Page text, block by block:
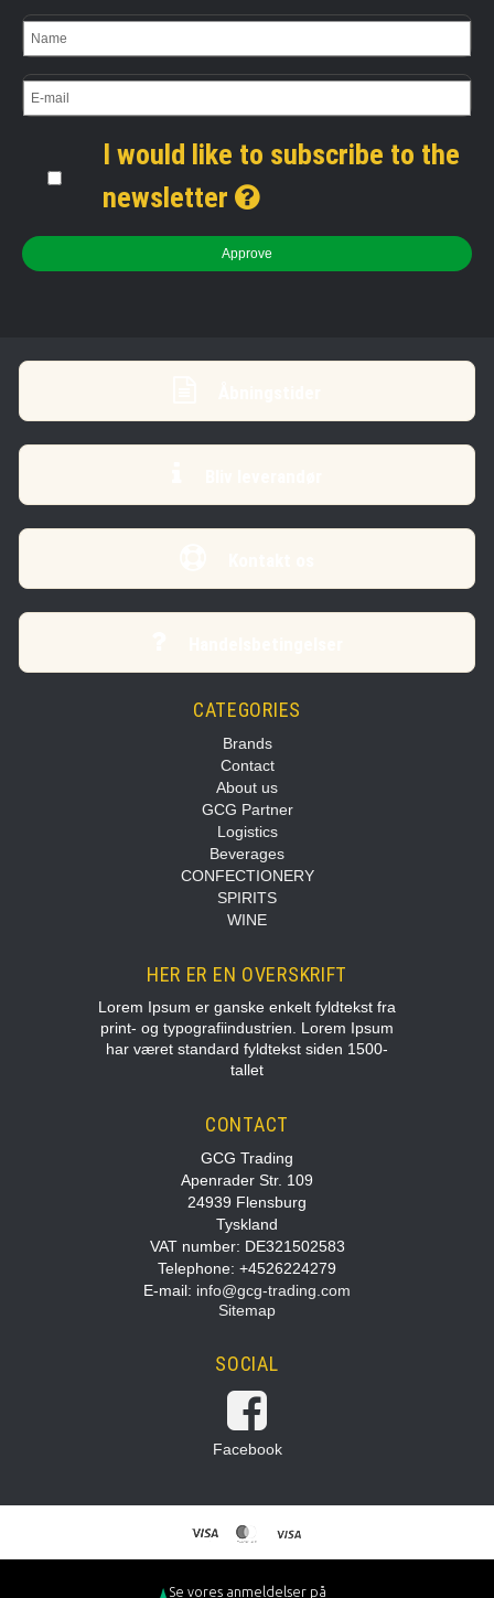
I would like to subscribe to the
newsletter
Approve
CATEGORIES
Brands
Contact
About us
GCG Partner
Logistics
Beverages
CONFECTIONERY
SPIRITS
WINE
HER ER EN OVERSKRIFT
Lorem Ipsum er ganske enkelt fyldtekst fra
print- og typografiindustrien. Lorem Ipsum
har været standard fyldtekst siden 1500-
tallet
CONTACT
GCG Trading
Apenrader Str. 109
24939 Flensburg
Tyskland
VAT number: DE321502583
Telephone: +4526224279
E-mail: info@gcg-trading.com
Sitemap
SOCIAL
Facebook
Se vores anmeldelser på